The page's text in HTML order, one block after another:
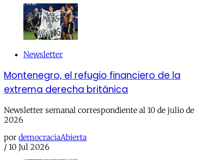
Newsletter
Montenegro, el refugio financiero de la
extrema derecha británica
Newsletter semanal correspondiente al 10 de julio de
2026
por democraciaAbierta
/ 10 Jul 2026